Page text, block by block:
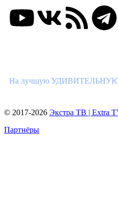
На лучшую
© 2017-2026 Экстра ТВ | Extra
Партнёры